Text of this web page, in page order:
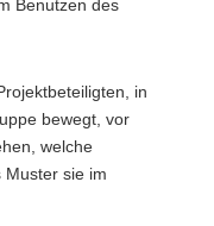
Benutzen des
in
bewegt, vor
welche
Muster sie im